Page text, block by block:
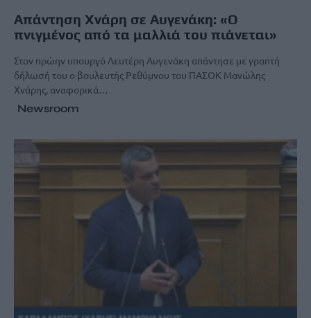
Απάντηση Χνάρη σε Αυγενάκη: «Ο
πνιγμένος από τα μαλλιά του πιάνεται»
Στον πρώην υπουργό Λευτέρη Αυγενάκη απάντησε με γραπτή
δήλωσή του ο βουλευτής Ρεθύμνου του ΠΑΣΟΚ Μανώλης
Χνάρης, αναφορικά…
Newsroom